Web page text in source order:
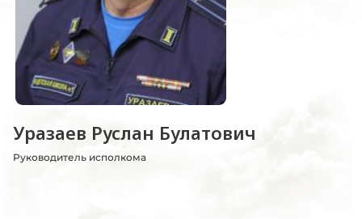
Уразаев Руслан Булатович
Руководитель исполкома